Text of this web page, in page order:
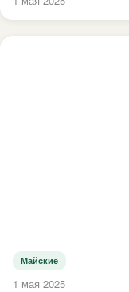
Майские
1 мая 2025